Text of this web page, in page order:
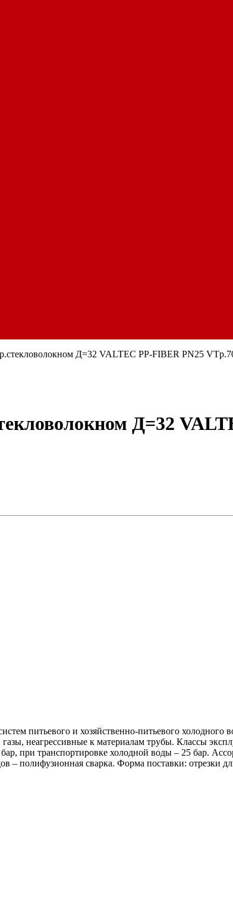
Д=32 VALTEC PP-FIBER PN25
Д=32
питьевого и хозяйственно-питьевого холодного
неагрессивные к материалам трубы. Классы
при транспортировке холодной воды – 25 бар.
полифузионная сварка. Форма поставки: отрезки